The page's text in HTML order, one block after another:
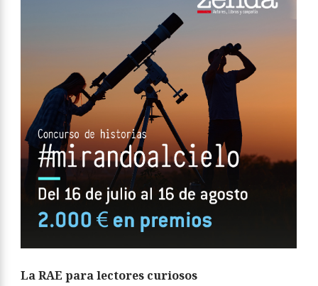
La RAE para lectores curiosos